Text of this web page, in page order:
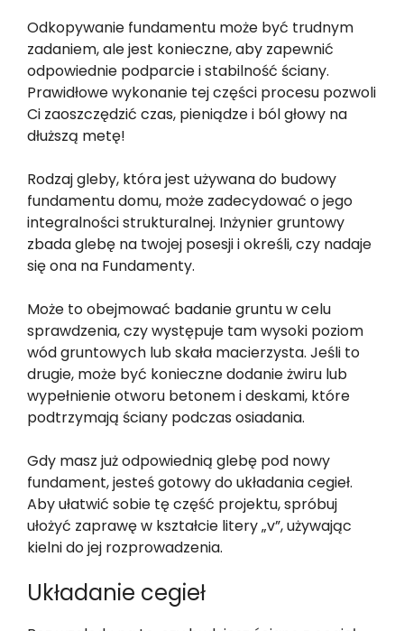
Odkopywanie fundamentu może być trudnym
zadaniem, ale jest konieczne, aby zapewnić
odpowiednie podparcie i stabilność ściany.
Prawidłowe wykonanie tej części procesu pozwoli
Ci zaoszczędzić czas, pieniądze i ból głowy na
dłuższą metę!
Rodzaj gleby, która jest używana do budowy
fundamentu domu, może zadecydować o jego
integralności strukturalnej. Inżynier gruntowy
zbada glebę na twojej posesji i określi, czy nadaje
się ona na Fundamenty.
Może to obejmować badanie gruntu w celu
sprawdzenia, czy występuje tam wysoki poziom
wód gruntowych lub skała macierzysta. Jeśli to
drugie, może być konieczne dodanie żwiru lub
wypełnienie otworu betonem i deskami, które
podtrzymają ściany podczas osiadania.
Gdy masz już odpowiednią glebę pod nowy
fundament, jesteś gotowy do układania cegieł.
Aby ułatwić sobie tę część projektu, spróbuj
ułożyć zaprawę w kształcie litery „v”, używając
kielni do jej rozprowadzenia.
Układanie cegieł